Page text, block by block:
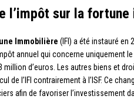
l’impôt sur la
Immobilière (IFI) a été instauré en
annuel qui concerne
million d’euros. Les autres biens et
de l’IFI contrairement à l’ISF. Ce
afin de favoriser l’investissement